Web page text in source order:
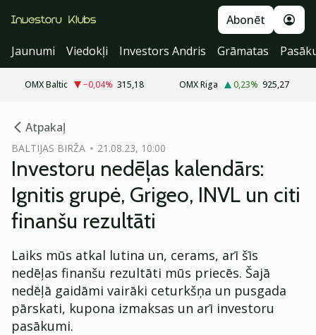
Abonēt
Jaunumi
Viedokļi Investors Andris Grāmatas
OMX Baltic −0,04% 315,18 OMX Riga 0,23% 925,27
Atpakaļ
BALTIJAS BIRŽA 21.08.23, 10:00
Investoru nedēļas kalendārs:
Ignitis grupė, Grigeo, INVL un citi
finanšu rezultāti
Laiks mūs atkal lutina un, cerams, arī šīs
nedēļas finanšu rezultāti mūs priecēs. Šajā
nedēļā gaidāmi vairāki ceturkšņa un pusgada
pārskati, kupona izmaksas un arī investoru
pasākumi.